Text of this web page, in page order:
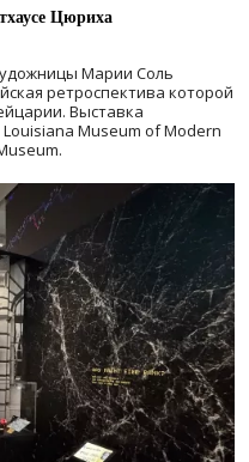
Цюриха
Марии Соль
ретроспектива которой
Выставка
Museum of Modern